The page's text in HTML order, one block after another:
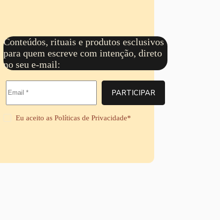
$
6
8
9
r
a
v
s
,
Conteúdos, rituais e produtos esclusivos
para quem escreve com intenção, direto
no seu e-mail:
PARTICIPAR
Eu aceito asPolíticas de Privacidade*